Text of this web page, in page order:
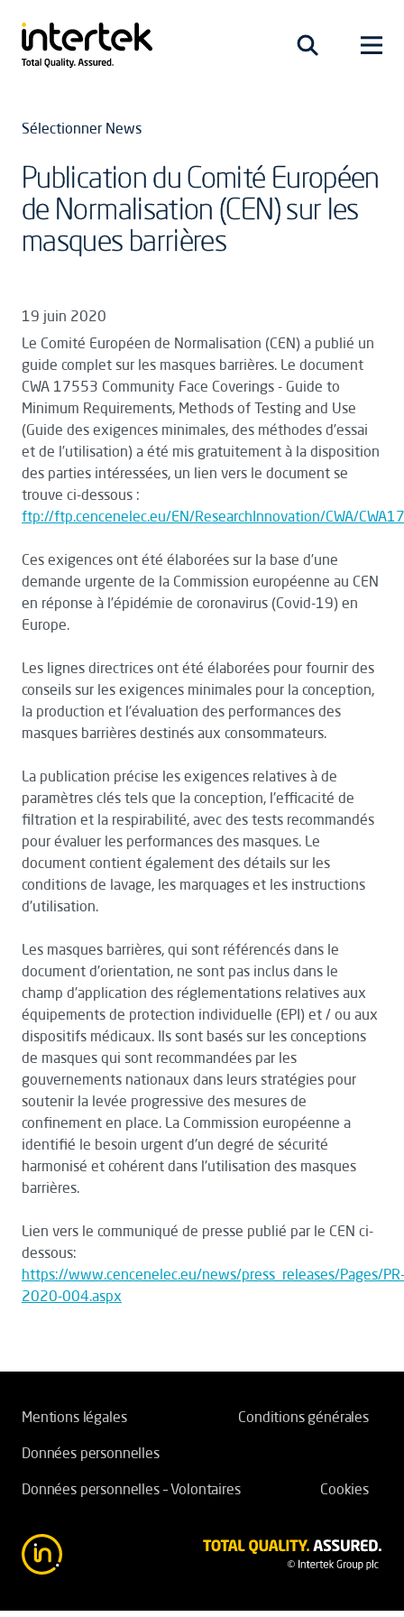
Sélectionner News
Publication du Comité Européen
de Normalisation (CEN) sur les
masques barrières
19 juin 2020
Le Comité Européen de Normalisation (CEN) a publié un
guide complet sur les masques barrières. Le document
CWA 17553 Community Face Coverings - Guide to
Minimum Requirements, Methods of Testing and Use
(Guide des exigences minimales, des méthodes d’essai
et de l’utilisation) a été mis gratuitement à la disposition
des parties intéressées, un lien vers le document se
trouve ci-dessous :
ftp://ftp.cencenelec.eu/EN/ResearchInnovation/CWA/
Ces exigences ont été élaborées sur la base d’une
demande urgente de la Commission européenne au CEN
en réponse à l’épidémie de coronavirus (Covid-19) en
Europe.
Les lignes directrices ont été élaborées pour fournir des
conseils sur les exigences minimales pour la conception,
la production et l'évaluation des performances des
masques barrières destinés aux consommateurs.
La publication précise les exigences relatives à de
paramètres clés tels que la conception, l'efficacité de
filtration et la respirabilité, avec des tests recommandés
pour évaluer les performances des masques. Le
document contient également des détails sur les
conditions de lavage, les marquages et les instructions
d'utilisation.
Les masques barrières, qui sont référencés dans le
document d'orientation, ne sont pas inclus dans le
champ d'application des réglementations relatives aux
équipements de protection individuelle (EPI) et / ou aux
dispositifs médicaux. Ils sont basés sur les conceptions
de masques qui sont recommandées par les
gouvernements nationaux dans leurs stratégies pour
soutenir la levée progressive des mesures de
confinement en place. La Commission européenne a
identifié le besoin urgent d'un degré de sécurité
harmonisé et cohérent dans l'utilisation des masques
barrières.
Lien vers le communiqué de presse publié par le CEN ci-
dessous:
https://www.cencenelec.eu/news/press_releases/Pages/PR-
2020-004.aspx
Mentions légales
Conditions générales
Données personnelles
Données personnelles – Volontaires
Cookies